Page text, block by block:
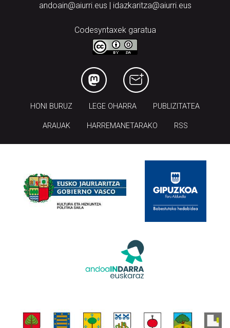
andoain@aiurri.eus | idazkaritza@aiurri.eus
Codesyntaxek garatua
HONI BURUZ LEGE OHARRA PUBLIZITATEA
ARAUAK HARREMANETARAKO RSS